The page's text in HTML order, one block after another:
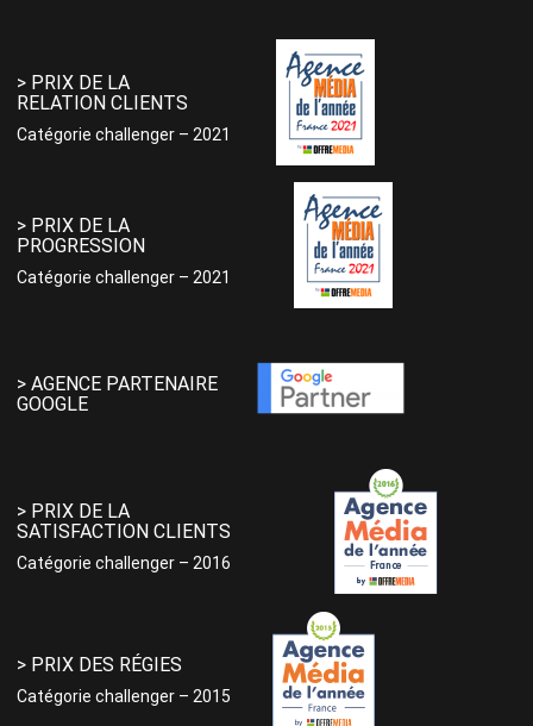
> PRIX DE LA
RELATION CLIENTS
Catégorie challenger – 2021
> PRIX DE LA
PROGRESSION
Catégorie challenger – 2021
> AGENCE PARTENAIRE
GOOGLE
> PRIX DE LA
SATISFACTION CLIENTS
Catégorie challenger – 2016
> PRIX DES RÉGIES
Catégorie challenger – 2015